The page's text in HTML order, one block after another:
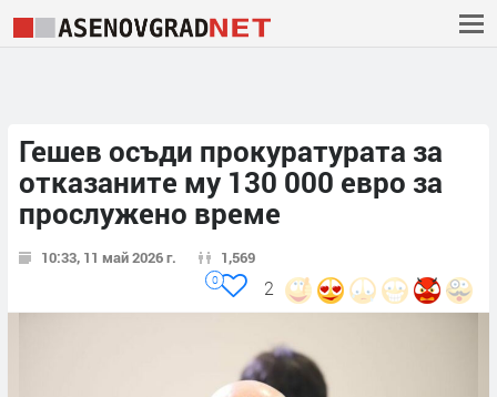
Гешев осъди прокуратурата за
отказаните му 130 000 евро за
прослужено време
10:33, 11 май 2026 г. 1,569
2
0